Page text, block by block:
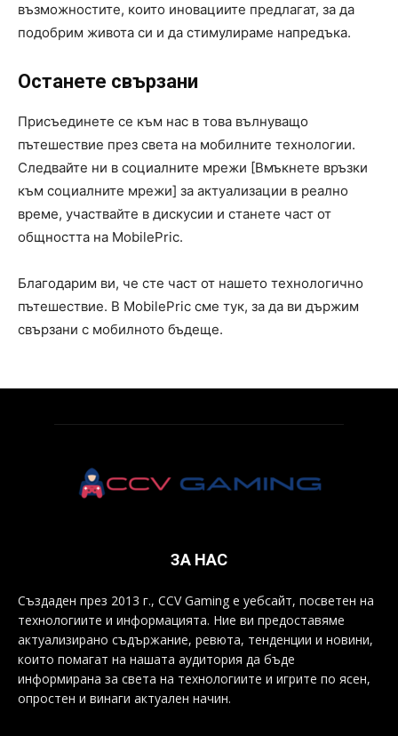
възможностите, които иновациите предлагат, за да
подобрим живота си и да стимулираме напредъка.
Останете свързани
Присъединете се към нас в това вълнуващо
пътешествие през света на мобилните технологии.
Следвайте ни в социалните мрежи [Вмъкнете връзки
към социалните мрежи] за актуализации в реално
време, участвайте в дискусии и станете част от
общността на MobilePric.
Благодарим ви, че сте част от нашето технологично
пътешествие. В MobilePric сме тук, за да ви държим
свързани с мобилното бъдеще.
ЗА НАС
Създаден през 2013 г., CCV Gaming е уебсайт, посветен на
технологиите и информацията. Ние ви предоставяме
актуализирано съдържание, ревюта, тенденции и новини,
които помагат на нашата аудитория да бъде
информирана за света на технологиите и игрите по ясен,
опростен и винаги актуален начин.